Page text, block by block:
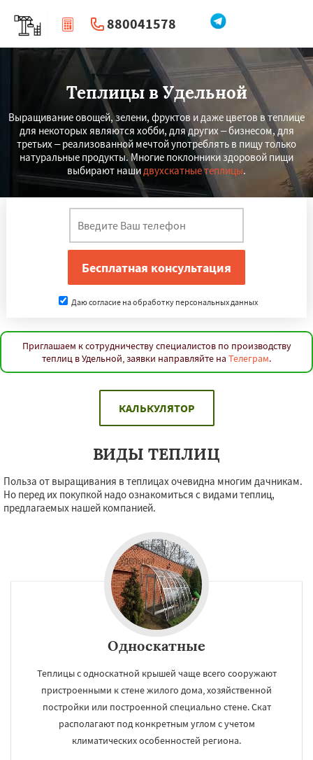
880041578
| Перезвоните мне
Теплицы в Удельной
Выращивание овощей, зелени, фруктов и даже цветов в теплице
для некоторых являются хобби, для других – бизнесом, для
третьих – реализованной мечтой употреблять в пищу только
натуральные продукты. Многие поклонники здоровой пищи
выбирают нашидвухскатные теплицы.
Даю согласие на обработку персональных данных
Приглашаем к сотрудничеству специалистов по производству
теплиц в Удельной, заявки направляйте на Телеграм.
КАЛЬКУЛЯТОР
ВИДЫ ТЕПЛИЦ
Польза от выращивания в теплицах очевидна многим дачникам.
Но перед их покупкой надо ознакомиться с видами теплиц,
предлагаемых нашей компанией.
Односкатные
Теплицы с односкатной крышей чаще всего сооружают
пристроенными к стене жилого дома, хозяйственной
постройки или построенной специально стене. Скат
располагают под конкретным углом с учетом
климатических особенностей региона.